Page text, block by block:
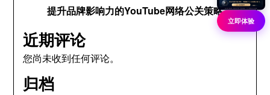
提升品牌影响力的YouTube网络公关策略
近期评论
您尚未收到任何评论。
归档
立即体验